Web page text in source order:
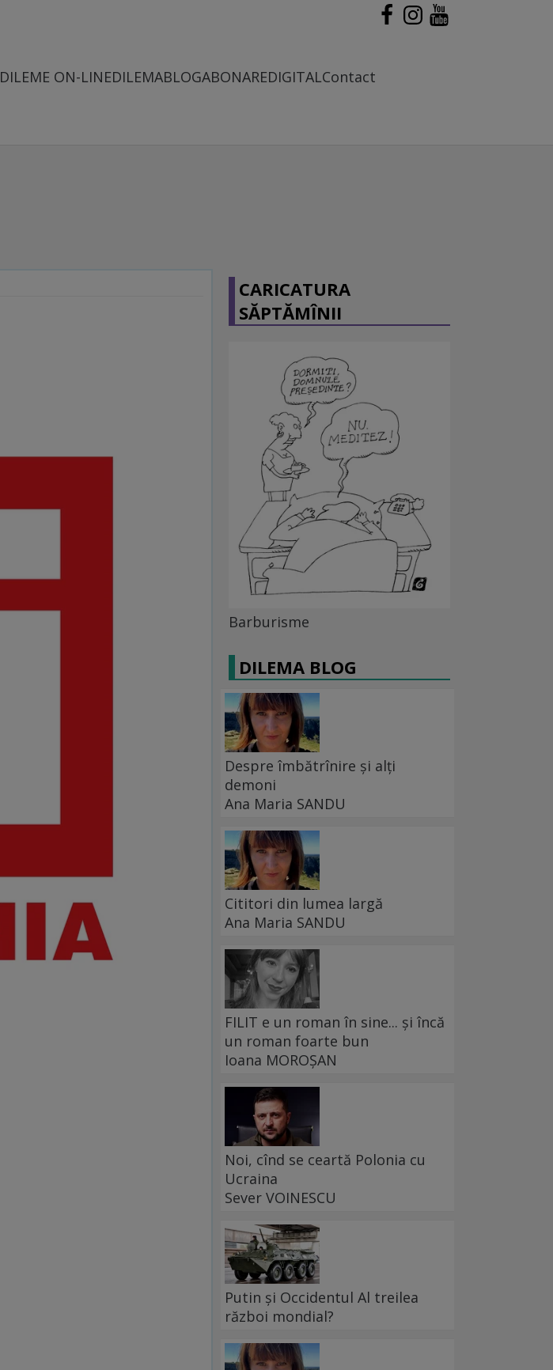
DILEME ON-LINEDILEMABLOGABONAREDIGITALContact
CARICATURA
SĂPTĂMÎNII
Barburisme
DILEMA BLOG
Despre îmbătrînire și alți
demoni
Ana Maria SANDU
Cititori din lumea largă
Ana Maria SANDU
FILIT e un roman în sine... și încă
un roman foarte bun
Ioana MOROȘAN
Noi, cînd se ceartă Polonia cu
Ucraina
Sever VOINESCU
Putin și Occidentul Al treilea
război mondial?